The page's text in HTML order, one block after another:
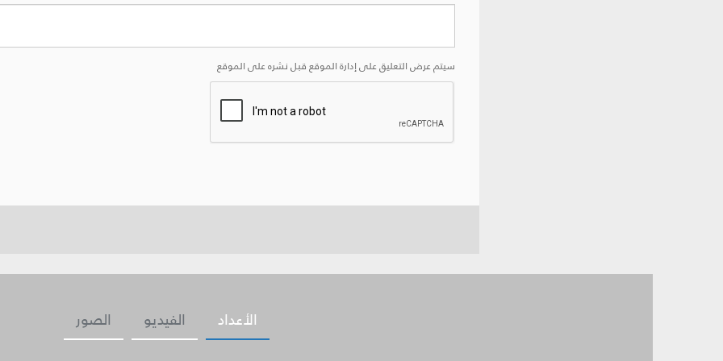
سيتم عرض التعليق على إدارة الموقع قبل نشره على الموقع
الصور الفيديو الأعداد